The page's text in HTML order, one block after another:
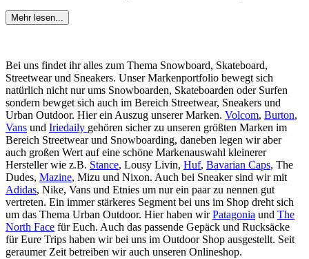
Mehr lesen...
Bei uns findet ihr alles zum Thema Snowboard, Skateboard,
Streetwear und Sneakers. Unser Markenportfolio bewegt sich
natürlich nicht nur ums Snowboarden, Skateboarden oder Surfen
sondern bewget sich auch im Bereich Streetwear, Sneakers und
Urban Outdoor. Hier ein Auszug unserer Marken. Volcom, Burton,
Vans und Iriedaily gehören sicher zu unseren größten Marken im
Bereich Streetwear und Snowboarding, daneben legen wir aber
auch großen Wert auf eine schöne Markenauswahl kleinerer
Hersteller wie z.B. Stance, Lousy Livin, Huf, Bavarian Caps, The
Dudes, Mazine, Mizu und Nixon. Auch bei Sneaker sind wir mit
Adidas, Nike, Vans und Etnies um nur ein paar zu nennen gut
vertreten. Ein immer stärkeres Segment bei uns im Shop dreht sich
um das Thema Urban Outdoor. Hier haben wirPatagonia und The
North Face für Euch. Auch das passende Gepäck und Rucksäcke
für Eure Trips haben wir bei uns im Outdoor Shop ausgestellt. Seit
geraumer Zeit betreiben wir auch unseren Onlineshop.